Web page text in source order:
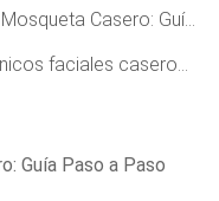
Guía Experta Paso a Paso
efectivos para una piel radiante
Guía Paso a Paso